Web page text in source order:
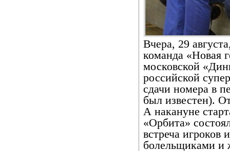
Вчера, 29
команда «Новая
московской
российской
сдачи номера в
был известен).
А накануне
«Орбита»
встреча игроков
болельщиками и